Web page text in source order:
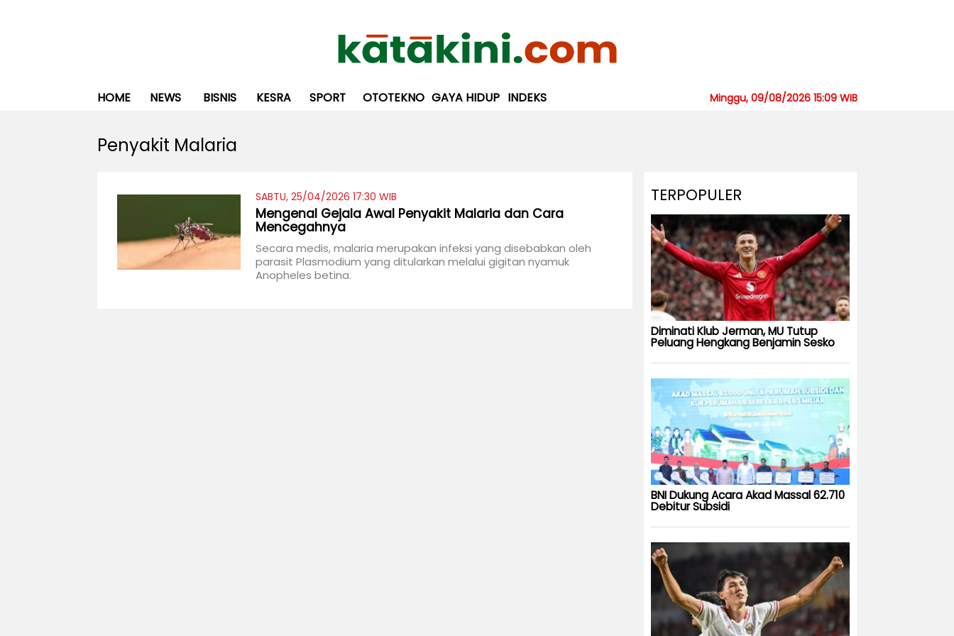
HOME NEWS BISNIS KESRA SPORT OTOTEKNO GAYA HIDUP INDEKS Minggu, 09/08/2026 15:09 WIB
Penyakit Malaria
SABTU, 25/04/2026 17:30 WIB
Mengenal Gejala Awal Penyakit Malaria dan Cara
Mencegahnya
Secara medis, malaria merupakan infeksi yang disebabkan oleh
parasit Plasmodium yang ditularkan melalui gigitan nyamuk
Anopheles betina.
TERPOPULER
Diminati Klub Jerman, MU Tutup
Peluang Hengkang Benjamin Sesko
BNI Dukung Acara Akad Massal 62.710
Debitur Subsidi